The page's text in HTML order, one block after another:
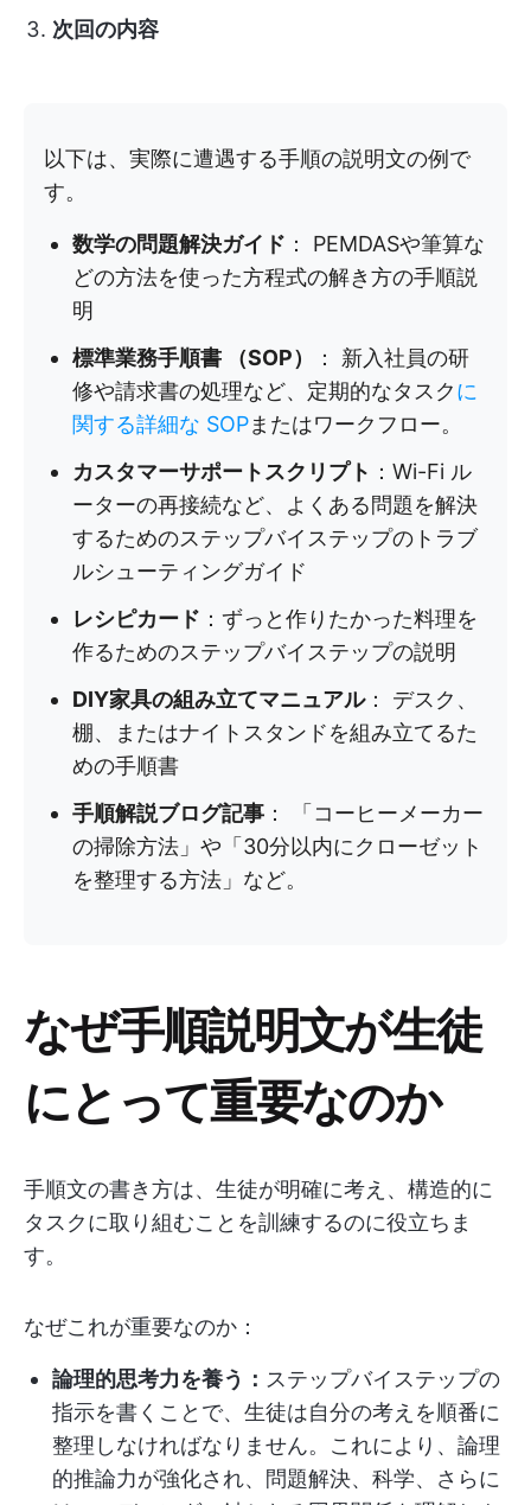
次回の内容
以下は、実際に遭遇する手順の説明文の例で
す。
数学の問題解決ガイド ： PEMDASや筆算な
どの方法を使った方程式の解き方の手順説
明
標準業務手順書 （SOP）
： 新入社員の研
修や請求書の処理など、定期的なタスクに
関する詳細な SOPまたはワークフロー。
カスタマーサポートスクリプト ：Wi-Fi ル
ーターの再接続など、よくある問題を解決
するためのステップバイステップのトラブ
ルシューティングガイド
レシピカード ：ずっと作りたかった料理を
作るためのステップバイステップの説明
DIY家具の組み立てマニュアル： デスク、
棚、またはナイトスタンドを組み立てるた
めの手順書
手順解説ブログ記事 ： 「コーヒーメーカー
の掃除方法」や「30分以内にクローゼット
を整理する方法」など。
なぜ手順説明文が生徒
にとって重要なのか
手順文の書き方は、生徒が明確に考え、構造的に
タスクに取り組むことを訓練するのに役立ちま
す。
なぜこれが重要なのか：
論理的思考力を養う： ステップバイステップの
指示を書くことで、生徒は自分の考えを順番に
整理しなければなりません。これにより、論理
的推論力が強化され、問題解決、科学、さらに